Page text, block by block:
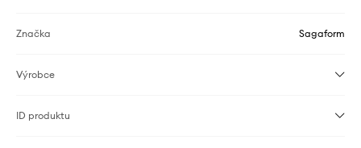
Značka Sagaform
Výrobce
ID produktu